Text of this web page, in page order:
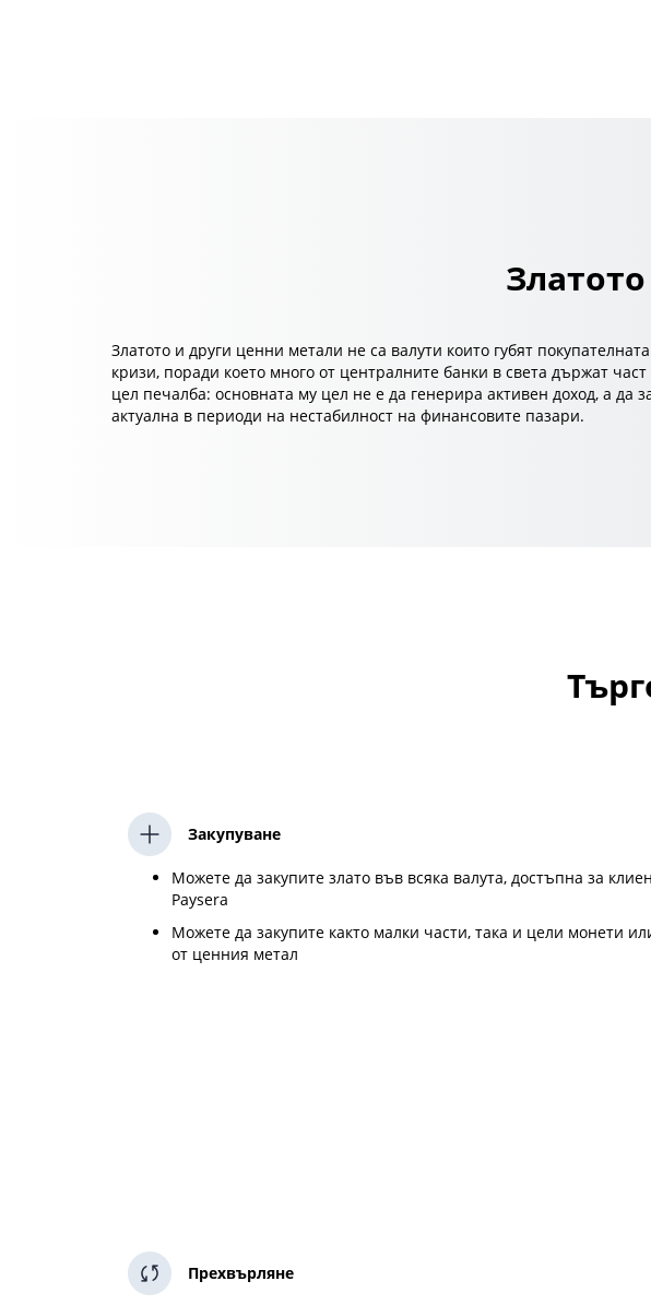
Златото и други ценни метали не са валути които губят
кризи, поради което много от централните банки в света държат
цел печалба: основната му цел не е да генерира активен доход, а да
актуална в периоди на нестабилност на финансовите пазари.
Закупуване
Можете да закупите злато във всяка валута, достъпна за
Paysera
Можете да закупите както малки части, така и цели монети
от ценния метал
Прехвърляне